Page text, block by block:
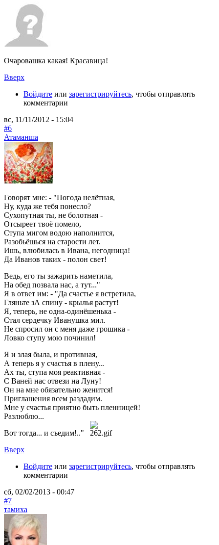
Очаровашка какая! Красавица!
Вверх
Войдите или зарегистрируйтесь, чтобы отправлять
комментарии
вс, 11/11/2012 - 15:04
#6
Атаманша
Говорят мне: - "Погода нелётная,
Ну, куда же тебя понесло?
Сухопутная ты, не болотная -
Отсыреет твоё помело,
Ступа мигом водою наполнится,
Разобьёшься на старости лет.
Ишь, влюбилась в Ивана, негодница!
Да Иванов таких - полон свет!
Ведь, его ты зажарить наметила,
На обед позвала нас, а тут..."
Я в ответ им: - "Да счастье я встретила,
Гляньте зА спину - крылья растут!
Я, теперь, не одна-одинёшенька -
Стал сердечку Иванушка мил.
Не спросил он с меня даже грошика -
Ловко ступу мою починил!
Я и злая была, и противная,
А теперь я у счастья в плену...
Ах ты, ступа моя реактивная -
С Ваней нас отвези на Луну!
Он на мне обязательно женится!
Приглашения всем раздадим.
Мне у счастья приятно быть пленницей!
Разлюблю...
Вот тогда... и съедим!.."
Вверх
Войдите или зарегистрируйтесь, чтобы отправлять
комментарии
сб, 02/02/2013 - 00:47
#7
тамиха